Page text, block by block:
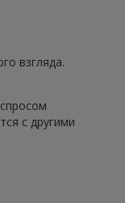
взгляда.
с другими